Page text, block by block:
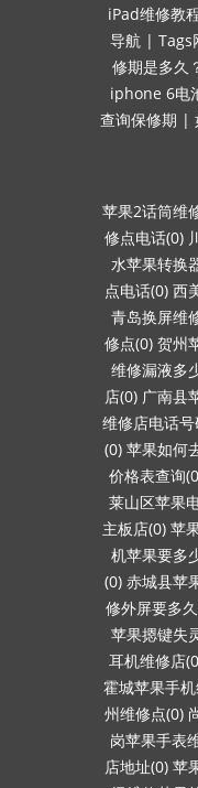
iPad维修教
导航 | Tags
修期是多久
iphone 6电
查询保修期 |
苹果2话筒维
修点电话(0)
水苹果转换
点电话(0) 西
青岛换屏维
修点(0) 贺州
维修漏液多
店(0) 广南县
维修店电话号
(0) 苹果如何
价格表查询
莱山区苹果
主板店(0) 苹
机苹果要多
(0) 赤城县苹
修外屏要多
苹果摁键失
耳机维修店
霍城苹果手
州维修点(0)
岗苹果手表
店地址(0) 苹